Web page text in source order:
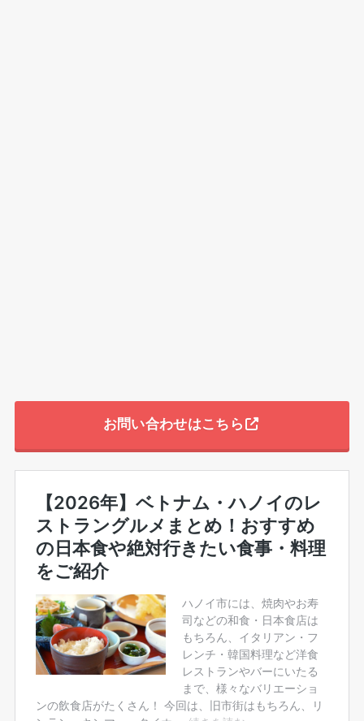
お問い合わせはこちら